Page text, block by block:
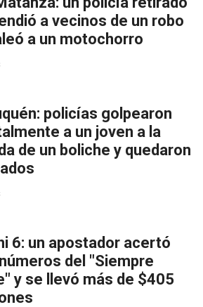
a vecinos de un robo
a un motochorro
policías golpearon
a un joven a la
de un boliche y quedaron
6: un apostador acertó
del "Siempre
y se llevó más de $405